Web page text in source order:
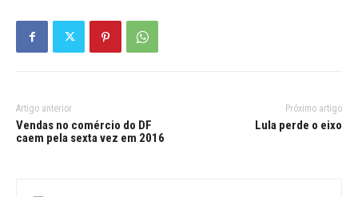
Artigo anterior
Vendas no comércio do DF
caem pela sexta vez em 2016
Próximo artigo
Lula perde o eixo